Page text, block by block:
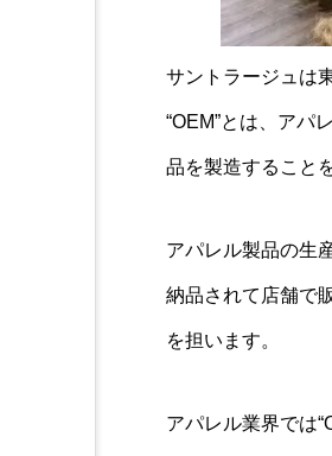
サントラージュは
“OEM”とは、アパ
品を製造すること
アパレル製品の生
納品されて店舗で
を担います。
アパレル業界では